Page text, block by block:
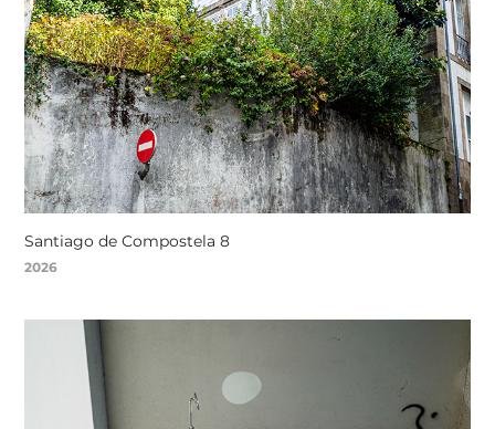
Santiago de Compostela 8
2026